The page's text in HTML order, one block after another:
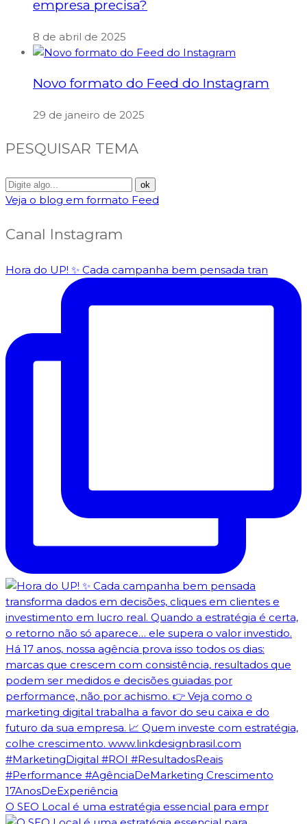
empresa precisa?
8 de abril de 2025
Novo formato do Feed do Instagram
29 de janeiro de 2025
PESQUISAR TEMA
Veja o blog em formato Feed
Canal Instagram
Hora do UP! ✨️ Cada campanha bem pensada tran
O SEO Local é uma estratégia essencial para empr